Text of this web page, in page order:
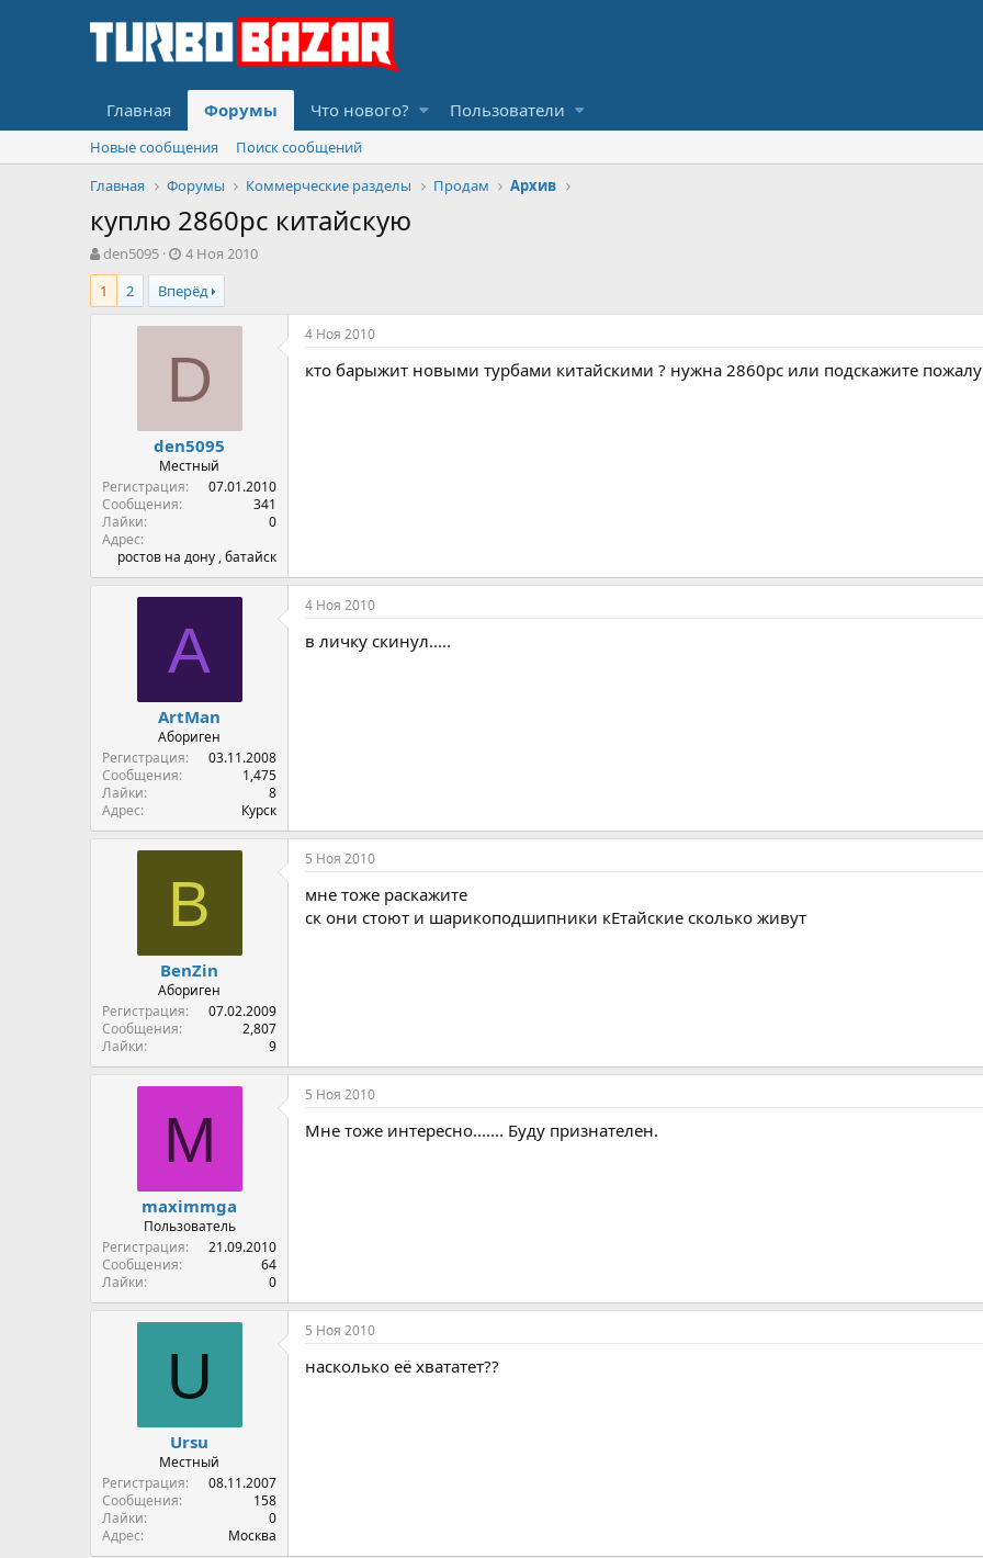
Главная Форумы Что нового? Пользователи
Новые сообщения
Поиск сообщений
Главная
Форумы Коммерческие разделы Продам Архив
куплю 2860рс китайскую
А
в
т
о
den5095
Д
а
т
а
н
а
4 Ноя 2010
1
2 Вперёд
D
den5095
Местный
Регистрация
07.01.2010
Сообщения
341
Лайки
0
Адрес
ростов на дону , батайск
4 Ноя 2010
кто барыжит новыми турбами китайскими ? нужна 2860рс или подскажите
A
ArtMan
Абориген
Регистрация
03.11.2008
Сообщения
1,475
Лайки
8
Адрес
Курск
4 Ноя 2010
в личку скинул.....
B
BenZin
Абориген
Регистрация
07.02.2009
Сообщения
2,807
Лайки
9
5 Ноя 2010
мне тоже раскажите
ск они стоют и шарикоподшипники кЕтайские сколько живут
M
maximmga
Пользователь
Регистрация
21.09.2010
Сообщения
64
Лайки
0
5 Ноя 2010
Мне тоже интересно....... Буду признателен.
U
Ursu
Местный
Регистрация
08.11.2007
Сообщения
158
Лайки
0
Адрес
Москва
5 Ноя 2010
насколько её хвататет??